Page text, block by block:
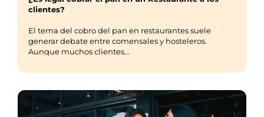
clientes?
El tema del cobro del pan en restaurantes suele
generar debate entre comensales y hosteleros.
Aunque muchos clientes...